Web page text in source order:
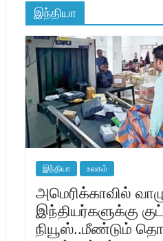
இந்தியா
இந்தியா உலகம்
அமெரிக்காவில்
இந்தியர்களுக்கு குட்
நியூஸ்..மீண்டும்